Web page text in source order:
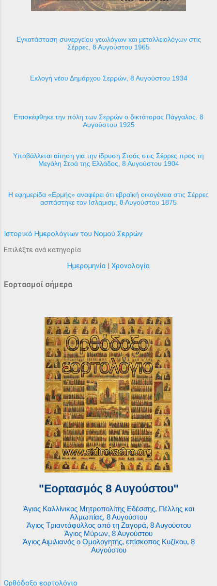
Εγκατάσταση συνεργείου γεωλόγων και μεταλλειολόγων στις
Σέρρες, 8 Αυγούστου 1965
Εκλογή νέου Δημάρχου Σερρών, 8 Αυγούστου 1934
Επισκέφθηκε την πόλη των Σερρών ο δικτάτορας Πάγγαλος. 8
Αυγούστου 1925
Υποβάλλεται αίτηση για την ίδρυση Στοάς στις Σέρρες προς τη
Μεγάλη Στοά της Ελλάδος, 8 Αυγούστου 1904
H εφημερίδα «Ερμής» αναφέρει ότι εβραϊκή οικογένεια στις Σέρρες
ασπάστηκε τον Ισλαμισμ, 8 Αυγούστου 1875
Ιστορικό Ημερολόγιων του Νομού Σερρών
Επιλέξτε ανά κατηγορία
Ημερομηνία | Χρονολογία
Εορτασμοί σήμερα
"Εορτασμός 8 Αυγούστου"
Άγιος Καλλίνικος Μητροπολίτης Εδέσσης, Πέλλης και
Αλμωπίας, 8 Αυγούστου
Άγιος Τριαντάφυλλος από τη Ζαγορά, 8 Αυγούστου
Άγιος Μύρων, 8 Αυγούστου
Άγιος Αιμιλιανός ο Ομολογητής, επίσκοπος Κυζίκου, 8
Αυγούστου
Ορθόδοξο εορτολόγιο